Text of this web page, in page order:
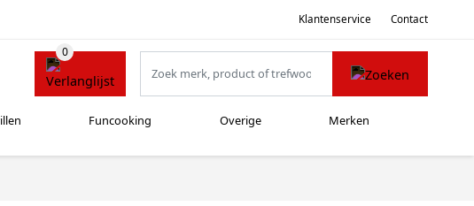
Klantenservice Contact
Funcooking Overige Merken